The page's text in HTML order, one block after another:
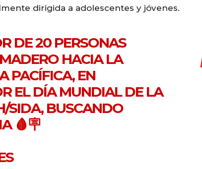
dirigida a adolescentes y jóvenes.
DE 20 PERSONAS
HACIA LA
PACÍFICA, EN
EL DÍA MUNDIAL DE LA
SIDA, BUSCANDO
🩸🪧